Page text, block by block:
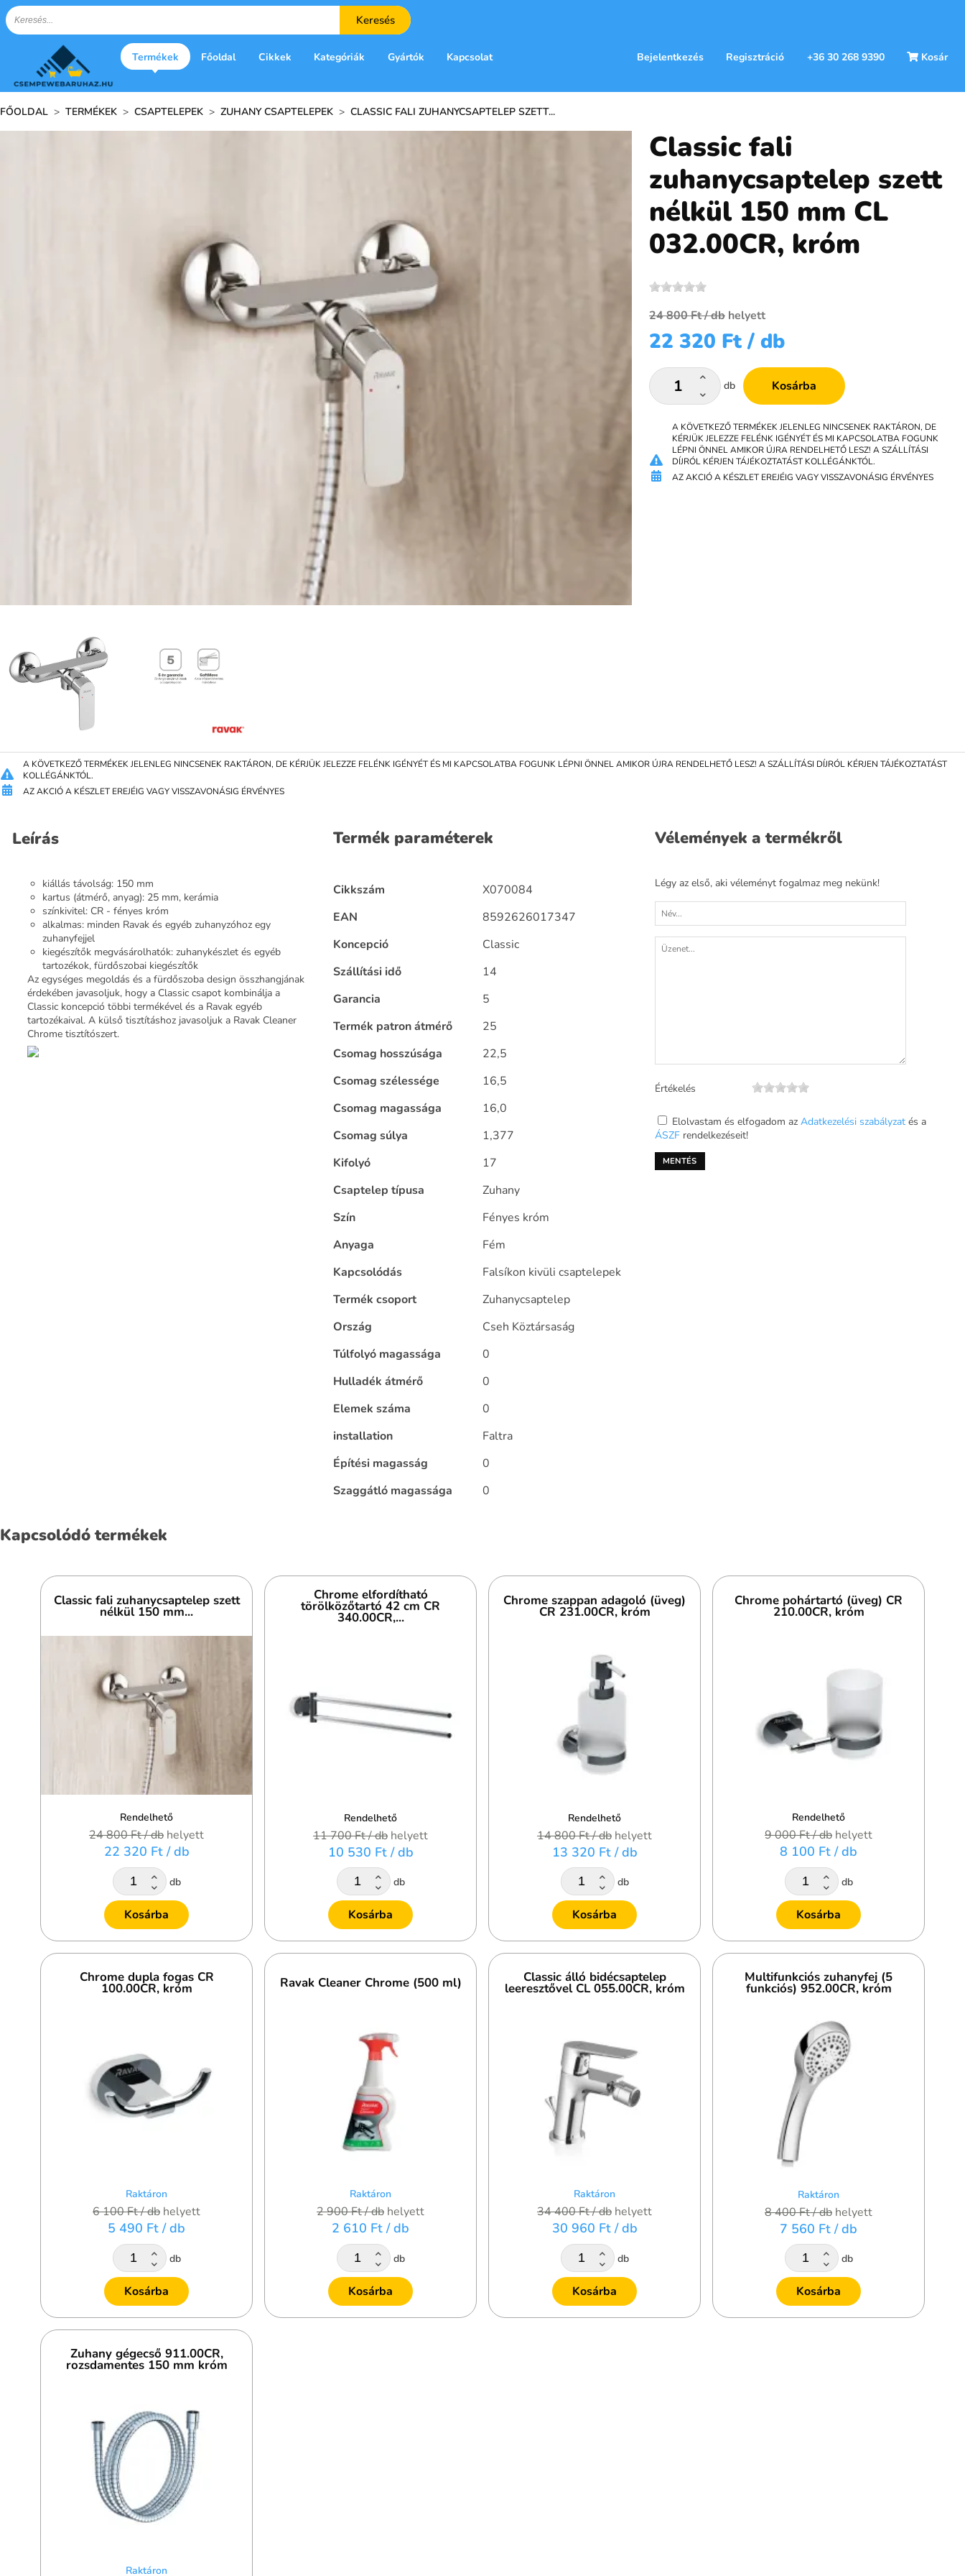
Keresés
Termékek Főoldal Cikkek Kategóriák Gyártók Kapcsolat Bejelentkezés Regisztráció +36 30 268 9390 Kosár
FŐOLDAL > TERMÉKEK > CSAPTELEPEK > ZUHANY CSAPTELEPEK > CLASSIC FALI ZUHANYCSAPTELEP SZETT...
Classic fali
zuhanycsaptelep szett
nélkül 150 mm CL
032.00CR, króm
24 800 Ft/ db helyett
22 320 Ft / db
db Kosárba
A KÖVETKEZŐ TERMÉKEK JELENLEG NINCSENEK RAKTÁRON, DE
KÉRJÜK JELEZZE FELÉNK IGÉNYÉT ÉS MI KAPCSOLATBA FOGUNK
LÉPNI ÖNNEL AMIKOR ÚJRA RENDELHETŐ LESZ! A SZÁLLÍTÁSI
DÍJRÓL KÉRJEN TÁJÉKOZTATÁST KOLLÉGÁNKTÓL.
AZ AKCIÓ A KÉSZLET EREJÉIG VAGY VISSZAVONÁSIG ÉRVÉNYES
A KÖVETKEZŐ TERMÉKEK JELENLEG NINCSENEK RAKTÁRON, DE KÉRJÜK JELEZZE FELÉNK IGÉNYÉT ÉS MI KAPCSOLATBA FOGUNK LÉPNI ÖNNEL AMIKOR ÚJRA RENDELHETŐ LESZ! A SZÁLLÍTÁSI DÍJRÓL KÉRJEN TÁJÉKOZTATÁST
KOLLÉGÁNKTÓL.
AZ AKCIÓ A KÉSZLET EREJÉIG VAGY VISSZAVONÁSIG ÉRVÉNYES
Leírás
kiállás távolság: 150 mm
kartus (átmérő, anyag): 25 mm, kerámia
színkivitel: CR - fényes króm
alkalmas: minden Ravak és egyéb zuhanyzóhoz egy
zuhanyfejjel
kiegészítők megvásárolhatók: zuhanykészlet és egyéb
tartozékok, fürdőszobai kiegészítők
Az egységes megoldás és a fürdőszoba design összhangjának
érdekében javasoljuk, hogy a Classic csapot kombinálja a
Classic koncepció többi termékével és a Ravak egyéb
tartozékaival. A külső tisztításhoz javasoljuk a Ravak Cleaner
Chrome tisztítószert.
Termék paraméterek
Cikkszám
X070084
EAN
8592626017347
Koncepció
Classic
Szállítási idő
14
Garancia
5
Termék patron átmérő
25
Csomag hosszúsága
22,5
Csomag szélessége
16,5
Csomag magassága
16,0
Csomag súlya
1,377
Kifolyó
17
Csaptelep típusa
Zuhany
Szín
Fényes króm
Anyaga
Fém
Kapcsolódás
Falsíkon kivüli csaptelepek
Termék csoport
Zuhanycsaptelep
Ország
Cseh Köztársaság
Túlfolyó magassága
0
Hulladék átmérő
0
Elemek száma
0
installation
Faltra
Építési magasság
0
Szaggátló magassága
0
Vélemények a termékről
Légy az első, aki véleményt fogalmaz meg nekünk!
Értékelés
Elolvastam és elfogadom az Adatkezelési szabályzatés a
ÁSZFrendelkezéseit!
Kapcsolódó termékek
Classic fali zuhanycsaptelep szett
nélkül 150 mm...
Rendelhető
24 800 Ft/ db helyett
22 320 Ft / db
db
Kosárba
Chrome elfordítható
törölközőtartó 42 cm CR
340.00CR,...
Rendelhető
11 700 Ft/ db helyett
10 530 Ft / db
db
Kosárba
Chrome szappan adagoló (üveg)
CR 231.00CR, króm
Rendelhető
14 800 Ft/ db helyett
13 320 Ft / db
db
Kosárba
Chrome pohártartó (üveg) CR
210.00CR, króm
Rendelhető
9 000 Ft/ db helyett
8 100 Ft / db
db
Kosárba
Chrome dupla fogas CR
100.00CR, króm
Raktáron
6 100 Ft/ db helyett
5 490 Ft / db
db
Kosárba
Ravak Cleaner Chrome (500 ml)
Raktáron
2 900 Ft/ db helyett
2 610 Ft / db
db
Kosárba
Classic álló bidécsaptelep
leeresztővel CL 055.00CR, króm
Raktáron
34 400 Ft/ db helyett
30 960 Ft / db
db
Kosárba
Multifunkciós zuhanyfej (5
funkciós) 952.00CR, króm
Raktáron
8 400 Ft/ db helyett
7 560 Ft / db
db
Kosárba
Zuhany gégecső 911.00CR,
rozsdamentes 150 mm króm
Raktáron